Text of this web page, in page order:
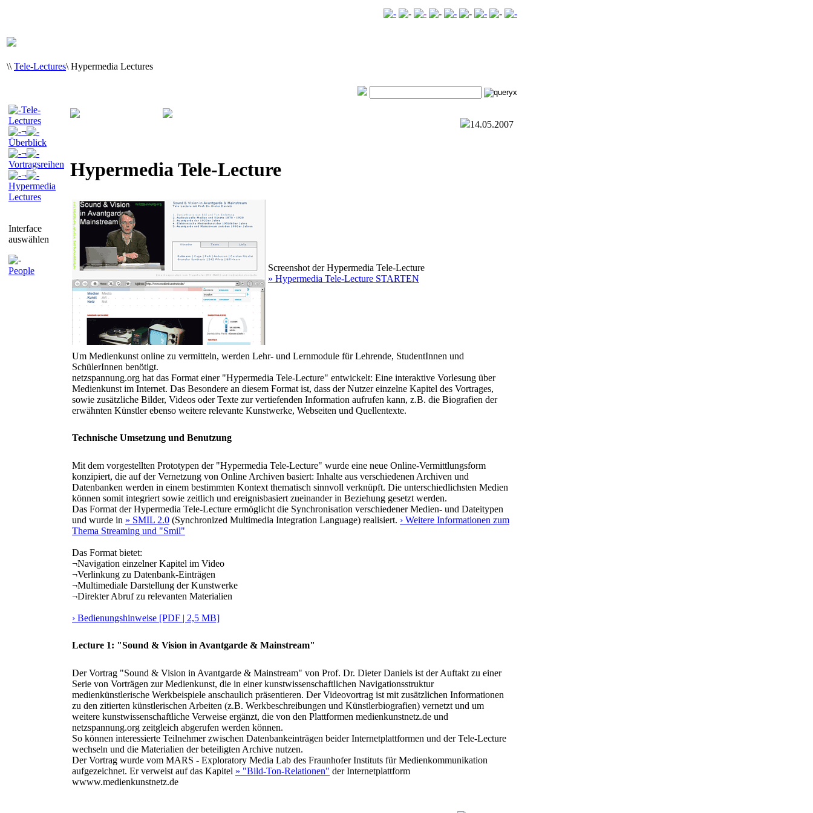
\\ Tele-Lectures\ Hypermedia Lectures
Tele-
Lectures
¬
Überblick
¬
Vortragsreihen
¬
Hypermedia
Lectures
Interface
auswählen
People
14.05.2007
Hypermedia Tele-Lecture
Screenshot der Hypermedia Tele-Lecture
» Hypermedia Tele-Lecture STARTEN
Um Medienkunst online zu vermitteln, werden Lehr- und Lernmodule für Lehrende, StudentInnen und
SchülerInnen benötigt.
netzspannung.org hat das Format einer "Hypermedia Tele-Lecture" entwickelt: Eine interaktive Vorlesung über
Medienkunst im Internet. Das Besondere an diesem Format ist, dass der Nutzer einzelne Kapitel des Vortrages,
sowie zusätzliche Bilder, Videos oder Texte zur vertiefenden Information aufrufen kann, z.B. die Biografien der
erwähnten Künstler ebenso weitere relevante Kunstwerke, Webseiten und Quellentexte.
Technische Umsetzung und Benutzung
Mit dem vorgestellten Prototypen der "Hypermedia Tele-Lecture" wurde eine neue Online-Vermittlungsform
konzipiert, die auf der Vernetzung von Online Archiven basiert: Inhalte aus verschiedenen Archiven und
Datenbanken werden in einem bestimmten Kontext thematisch sinnvoll verknüpft. Die unterschiedlichsten Medien
können somit integriert sowie zeitlich und ereignisbasiert zueinander in Beziehung gesetzt werden.
Das Format der Hypermedia Tele-Lecture ermöglicht die Synchronisation verschiedener Medien- und Dateitypen
und wurde in » SMIL 2.0 (Synchronized Multimedia Integration Language) realisiert. › Weitere Informationen zum
Thema Streaming und "Smil"
Das Format bietet:
¬Navigation einzelner Kapitel im Video
¬Verlinkung zu Datenbank-Einträgen
¬Multimediale Darstellung der Kunstwerke
¬Direkter Abruf zu relevanten Materialien
› Bedienungshinweise [PDF | 2,5 MB]
Lecture 1: "Sound & Vision in Avantgarde & Mainstream"
Der Vortrag "Sound & Vision in Avantgarde & Mainstream" von Prof. Dr. Dieter Daniels ist der Auftakt zu einer
Serie von Vorträgen zur Medienkunst, die in einer kunstwissenschaftlichen Navigationsstruktur
medienkünstlerische Werkbeispiele anschaulich präsentieren. Der Videovortrag ist mit zusätzlichen Informationen
zu den zitierten künstlerischen Arbeiten (z.B. Werkbeschreibungen und Künstlerbiografien) vernetzt und um
weitere kunstwissenschaftliche Verweise ergänzt, die von den Plattformen medienkunstnetz.de und
netzspannung.org zeitgleich abgerufen werden können.
So können interessierte Teilnehmer zwischen Datenbankeinträgen beider Internetplattformen und der Tele-Lecture
wechseln und die Materialien der beteiligten Archive nutzen.
Der Vortrag wurde vom MARS - Exploratory Media Lab des Fraunhofer Instituts für Medienkommunikation
aufgezeichnet. Er verweist auf das Kapitel » "Bild-Ton-Relationen" der Internetplattform
wwww.medienkunstnetz.de